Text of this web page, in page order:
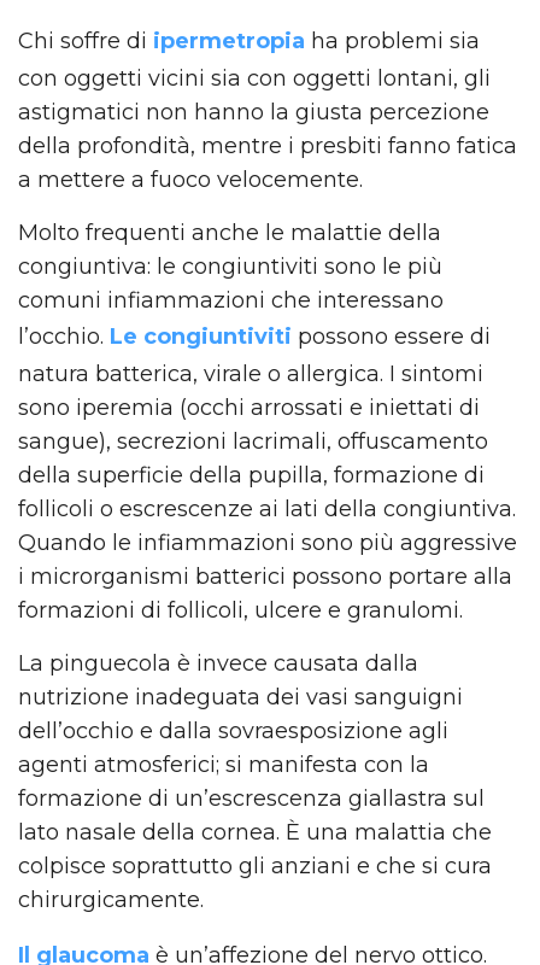
Chi soffre di ipermetropia ha problemi sia
con oggetti vicini sia con oggetti lontani, gli
astigmatici non hanno la giusta percezione
della profondità, mentre i presbiti fanno fatica
a mettere a fuoco velocemente.
Molto frequenti anche le malattie della
congiuntiva: le congiuntiviti sono le più
comuni infiammazioni che interessano
l’occhio. Le congiuntiviti possono essere di
natura batterica, virale o allergica. I sintomi
sono iperemia (occhi arrossati e iniettati di
sangue), secrezioni lacrimali, offuscamento
della superficie della pupilla, formazione di
follicoli o escrescenze ai lati della congiuntiva.
Quando le infiammazioni sono più aggressive
i microrganismi batterici possono portare alla
formazioni di follicoli, ulcere e granulomi.
La pinguecola è invece causata dalla
nutrizione inadeguata dei vasi sanguigni
dell’occhio e dalla sovraesposizione agli
agenti atmosferici; si manifesta con la
formazione di un’escrescenza giallastra sul
lato nasale della cornea. È una malattia che
colpisce soprattutto gli anziani e che si cura
chirurgicamente.
Il glaucoma è un’affezione del nervo ottico.